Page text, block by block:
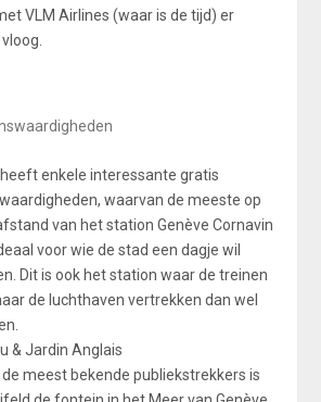
VLM Airlines (waar is de tijd) er
enkele interessante gratis
waarvan de meeste op
van het station Genève Cornavin
voor wie de stad een dagje wil
Dit is ook het station waar de treinen
de luchthaven vertrekken dan wel
& Jardin Anglais
de meest bekende publiekstrekkers is